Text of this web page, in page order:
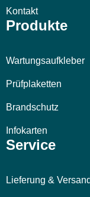
Kontakt
Produkte
Wartungsaufkleber
Prüfplaketten
Brandschutz
Infokarten
Service
Lieferung & Versand